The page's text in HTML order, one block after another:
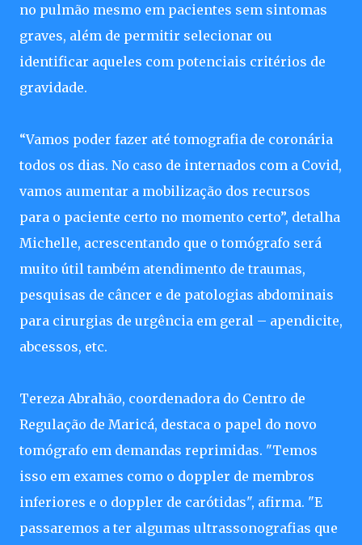
no pulmão mesmo em pacientes sem sintomas
graves, além de permitir selecionar ou
identificar aqueles com potenciais critérios de
gravidade.
“Vamos poder fazer até tomografia de coronária
todos os dias. No caso de internados com a Covid,
vamos aumentar a mobilização dos recursos
para o paciente certo no momento certo”, detalha
Michelle, acrescentando que o tomógrafo será
muito útil também atendimento de traumas,
pesquisas de câncer e de patologias abdominais
para cirurgias de urgência em geral – apendicite,
abcessos, etc.
Tereza Abrahão, coordenadora do Centro de
Regulação de Maricá, destaca o papel do novo
tomógrafo em demandas reprimidas. "Temos
isso em exames como o doppler de membros
inferiores e o doppler de carótidas", afirma. "E
passaremos a ter algumas ultrassonografias que